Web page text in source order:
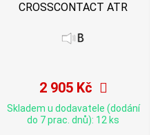
CROSSCONTACT ATR
2 905 Kč
Skladem u dodavatele (dodání
do 7 prac. dnů): 12 ks